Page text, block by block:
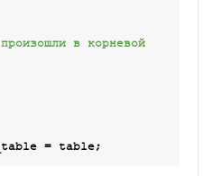
в корневой